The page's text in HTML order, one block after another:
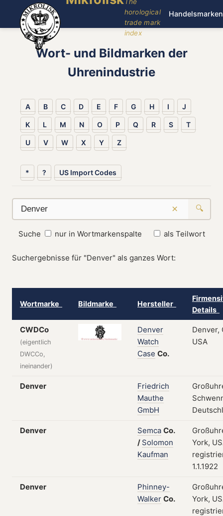
horological
trade mark
index
Handelsmarken
Wort- und Bildmarken der
Uhrenindustrie
A B C D E F G H I J
K L M N O P Q R S T
U V W X Y Z
* ? US Import Codes
× 🔍
Suche nur in Wortmarkenspalte als Teilwort
Suchergebnisse für "Denver" als ganzes Wort:
Wortmarke Bildmarke Hersteller
Details
CWDCo
(eigentlich
DWCCo,
ineinander)
Denver
Watch
Case Co.
Denver,
USA
Denver
Friedrich
Mauthe
GmbH
Denver Semca Co.
/ Solomon
Kaufman
York,
1.1.1922
Denver
Phinney-
Walker Co.
York,